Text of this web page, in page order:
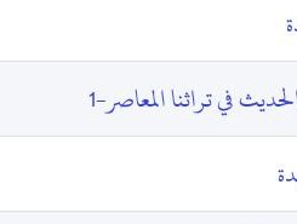
في تراثنا المعاصر-1